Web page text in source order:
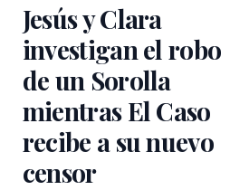
Jesús y Clara
investigan el robo
de un Sorolla
mientras El Caso
recibe a su nuevo
censor